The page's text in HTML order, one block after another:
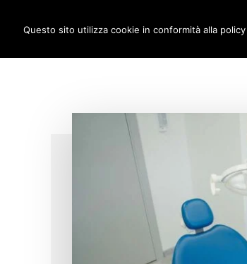
principale
menuIMPLANTOLOGIA
carico
immediato!
Questo sito utilizza cookie in conformità alla